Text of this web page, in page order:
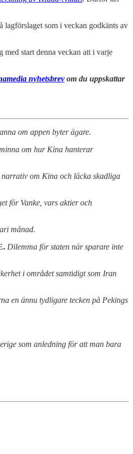
lagförslaget som i veckan godkänts av
med start denna veckan att i varje
nyhetsbrevom du uppskattar
om appen byter ägare.
om hur Kina hanterar
om Kina och läcka skadliga
för Vanke, vars aktier och
månad.
Dilemma för staten när sparare inte
i området samtidigt som Iran
en ännu tydligare tecken på Pekings
som anledning för att man bara